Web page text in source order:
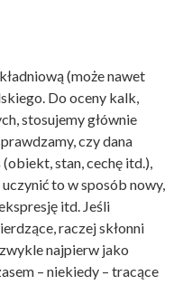
(może nawet
Do oceny kalk,
stosujemy głównie
czy dana
stan, cechę itd.),
to w sposób nowy,
itd. Jeśli
raczej skłonni
najpierw jako
– niekiedy – tracące